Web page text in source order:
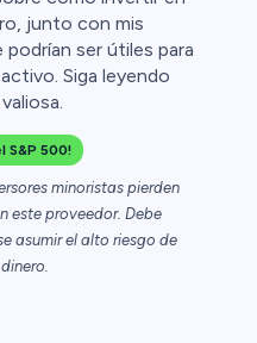
junto con mis
ser útiles para
Siga leyendo
S&P 500!
minoristas pierden
este proveedor. Debe
asumir el alto riesgo de